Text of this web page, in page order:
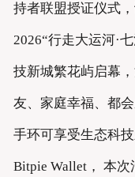
持者联盟授证仪式
2026“行走大运河·
技新城繁花屿启幕
友、家庭幸福、都
手环可享受生态科
Bitpie Wallet， 本